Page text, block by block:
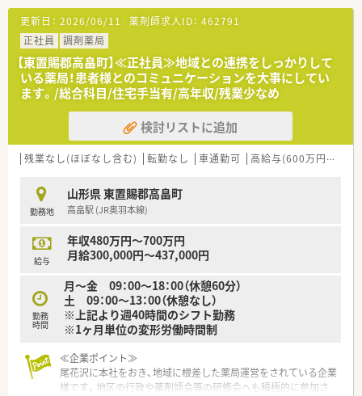
更新日： 2026/06/11 薬剤師求人ID： 462791
正社員
調剤薬局
【東置賜郡高畠町】≪正社員≫地域との連携をしっかりして
いる薬局！患者様とのコミュニケーションを大事にしてい
ます。/総合科目/住宅手当有/高年収/残業少なめ
検討リストに追加
残業なし(ほぼなし含む) 転勤なし 車通勤可 高給与(600万円以上)
勤務地
山形県 東置賜郡高畠町
高畠駅 (JR奥羽本線)
給与
年収480万円～700万円
月給300,000円～437,000円
勤務
時間
月～金 09：00～18：00（休憩60分）
土 09：00～13：00（休憩なし）
※上記より週40時間のシフト勤務
※1ヶ月単位の変形労働時間制
≪企業ポイント≫
尾花沢に本社をおき、地域に根差した薬局運営をされている企業
様です。地区の行政や薬剤師会等の研修会へも積極的に参加さ